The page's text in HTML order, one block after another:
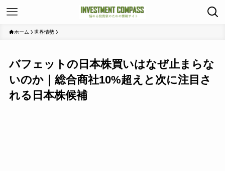
ホーム 世界情勢
バフェットの日本株買いはなぜ止まらな
いのか｜総合商社10%超えと次に注目さ
れる日本株候補